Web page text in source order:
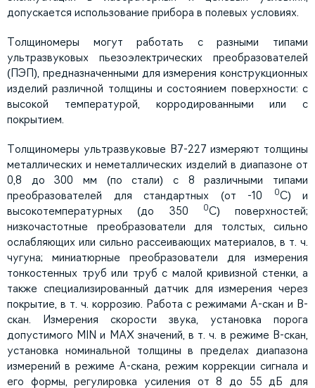
допускается использование прибора в полевых условиях.
Толщиномеры могут работать с разными типами
ультразвуковых пьезоэлектрических преобразователей
(ПЭП), предназначенными для измерения конструкционных
изделий различной толщины и состоянием поверхности: с
высокой температурой, корродированными или с
покрытием.
Толщиномеры ультразвуковые В7-227 измеряют толщины
металлических и неметаллических изделий в диапазоне от
0,8 до 300 мм (по стали) с 8 различными типами
преобразователей для стандартных (от -10
0С) и
высокотемпературных (до 350
0С) поверхностей;
низкочастотные преобразователи для толстых, сильно
ослабляющих или сильно рассеивающих материалов, в т. ч.
чугуна; миниатюрные преобразователи для измерения
тонкостенных труб или труб с малой кривизной стенки, а
также специализированный датчик для измерения через
покрытие, в т. ч. коррозию. Работа с режимами А-скан и В-
скан. Измерения скорости звука, установка порога
допустимого MIN и MAX значений, в т. ч. в режиме В-скан,
установка номинальной толщины в пределах диапазона
измерений в режиме А-скана, режим коррекции сигнала и
его формы, регулировка усиления от 8 до 55 дБ для